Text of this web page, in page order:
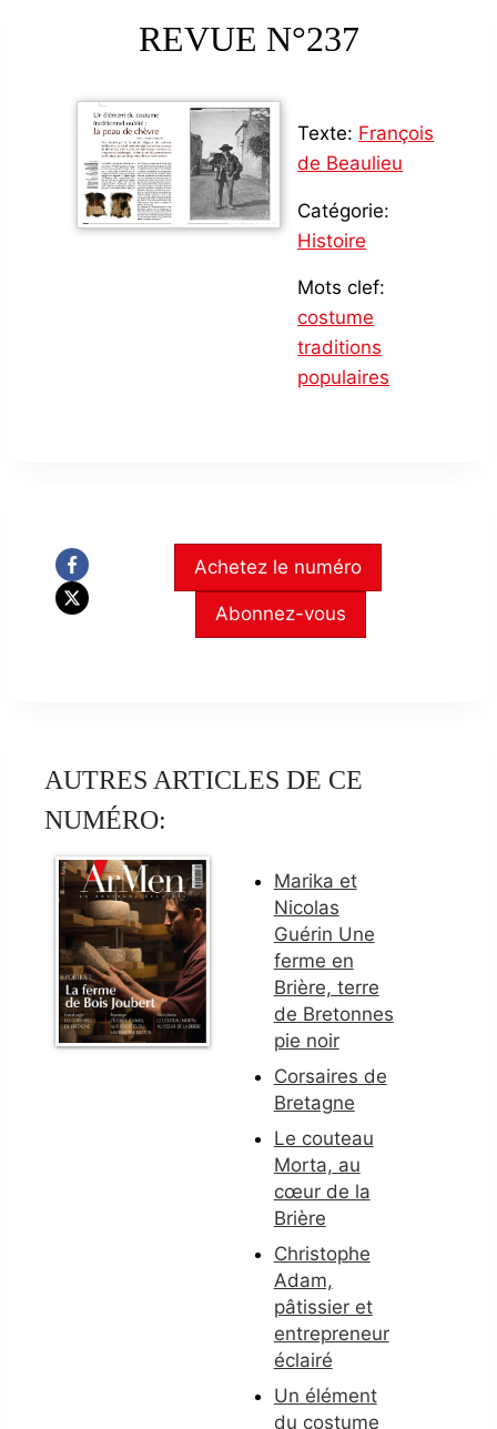
REVUE N°237
Texte: François
de Beaulieu
Catégorie:
Histoire
Mots clef:
costume
traditions
populaires
Achetez le numéro
Abonnez-vous
AUTRES ARTICLES DE CE
NUMÉRO:
Marika et
Nicolas
Guérin Une
ferme en
Brière, terre
de Bretonnes
pie noir
Corsaires de
Bretagne
Le couteau
Morta, au
cœur de la
Brière
Christophe
Adam,
pâtissier et
entrepreneur
éclairé
Un élément
du costume